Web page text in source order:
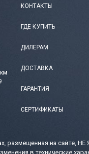
КОНТАКТЫ
ГДЕ КУПИТЬ
ДИЛЕРАМ
ДОСТАВКА
ГАРАНТИЯ
СЕРТИФИКАТЫ
на сайте, НЕ
в технические